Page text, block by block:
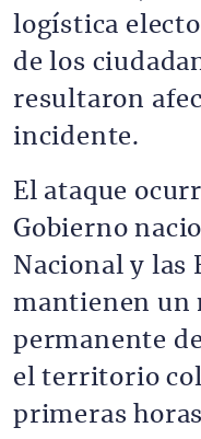
logística
de los
resultaron
incidente.
El ataque
Gobierno
Nacional y las
mantienen un
permanente
el territorio
primeras